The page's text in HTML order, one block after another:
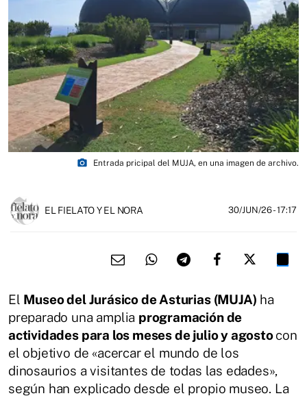
photo_camera Entrada pricipal del MUJA, en una imagen de archivo.
EL FIELATO Y EL NORA 30/JUN/26- 17:17
El Museo del Jurásico de Asturias (MUJA) ha
preparado una amplia programación de
actividades para los meses de julio y agostocon
el objetivo de «acercar el mundo de los
dinosaurios a visitantes de todas las edades»,
según han explicado desde el propio museo. La